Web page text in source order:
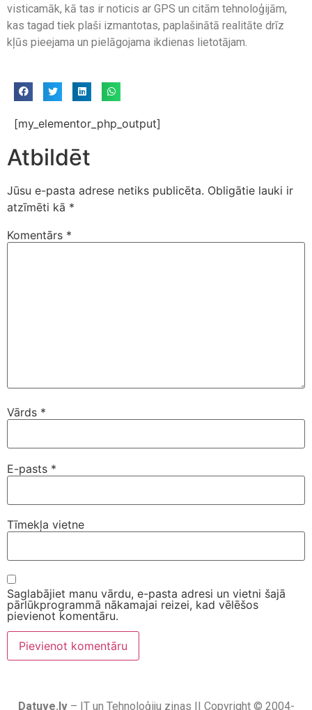
visticamāk, kā tas ir noticis ar GPS un citām tehnoloģijām,
kas tagad tiek plaši izmantotas, paplašinātā realitāte drīz
kļūs pieejama un pielāgojama ikdienas lietotājam.
[my_elementor_php_output]
Atbildēt
Jūsu e-pasta adrese netiks publicēta. Obligātie lauki ir
atzīmēti kā *
Komentārs *
Vārds *
E-pasts *
Tīmekļa vietne
Saglabājiet manu vārdu, e-pasta adresi un vietni šajā
pārlūkprogrammā nākamajai reizei, kad vēlēšos
pievienot komentāru.
Datuve.lv– IT un Tehnoloģiju ziņas || Copyright © 2004-